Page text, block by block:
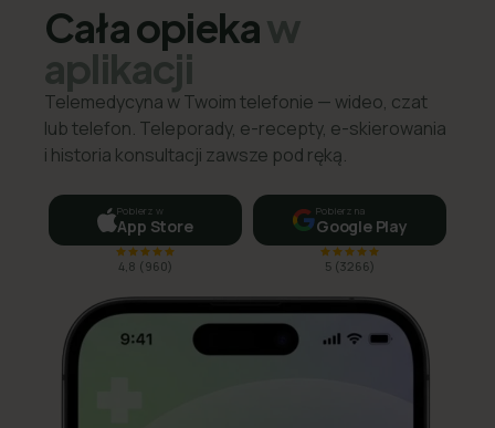
Cała opiekaw
aplikacji
Telemedycyna w Twoim telefonie — wideo, czat
lub telefon. Teleporady, e-recepty, e-skierowania
i historia konsultacji zawsze pod ręką.
Pobierz w
App Store
4,8 ( 960)
Pobierz na
Google Play
5 (3266)